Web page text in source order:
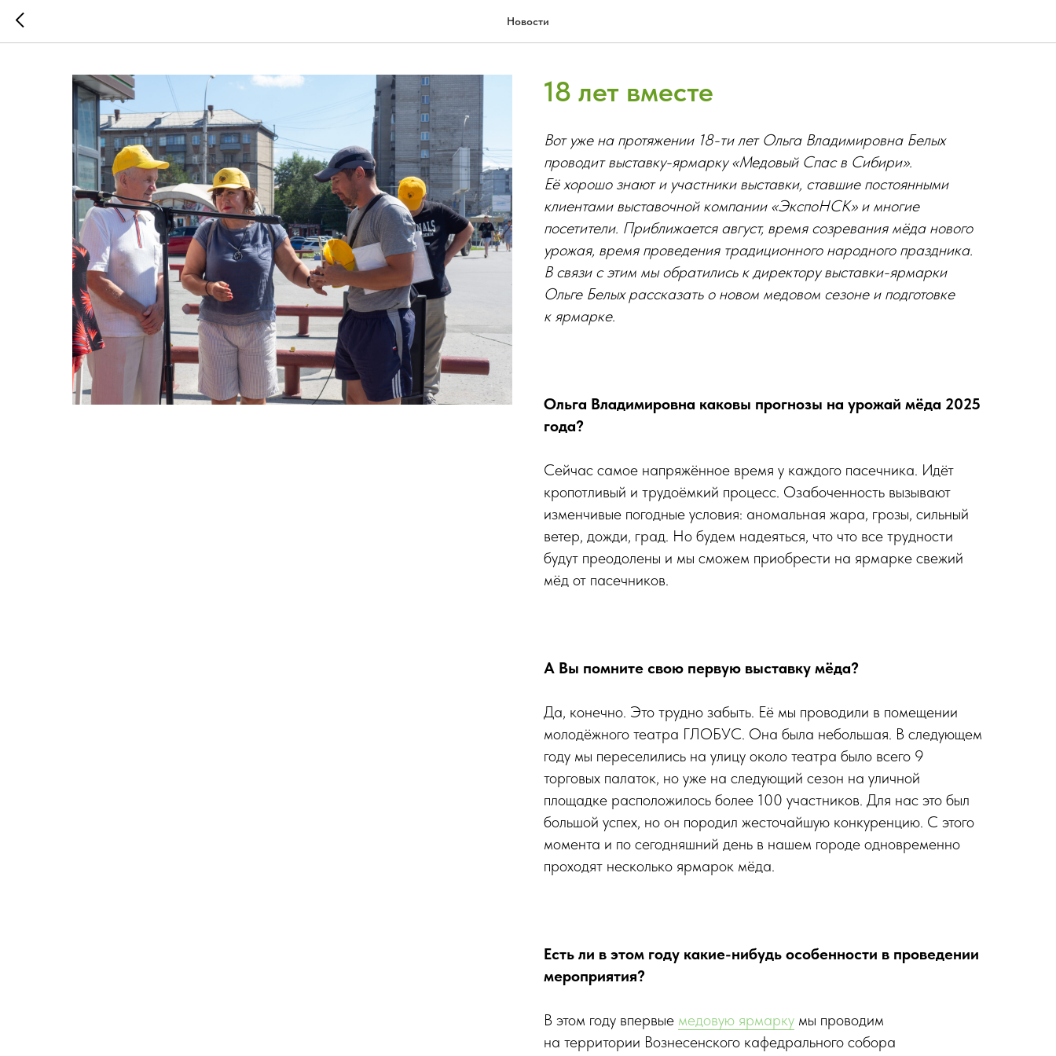
Новости
18 лет вместе
Вот уже на протяжении 18-ти лет Ольга Владимировна Белых
проводит выставку-ярмарку «Медовый Спас в Сибири».
Её хорошо знают и участники выставки, ставшие постоянными
клиентами выставочной компании «ЭкспоНСК» и многие
посетители. Приближается август, время созревания мёда нового
урожая, время проведения традиционного народного праздника.
В связи с этим мы обратились к директору выставки-ярмарки
Ольге Белых рассказать о новом медовом сезоне и подготовке
к ярмарке.
Ольга Владимировна каковы прогнозы на урожай мёда 2025
года?
Сейчас самое напряжённое время у каждого пасечника. Идёт
кропотливый и трудоёмкий процесс. Озабоченность вызывают
изменчивые погодные условия: аномальная жара, грозы, сильный
ветер, дожди, град. Но будем надеяться, что что все трудности
будут преодолены и мы сможем приобрести на ярмарке свежий
мёд от пасечников.
А Вы помните свою первую выставку мёда?
Да, конечно. Это трудно забыть. Её мы проводили в помещении
молодёжного театра ГЛОБУС. Она была небольшая. В следующем
году мы переселились на улицу около театра было всего 9
торговых палаток, но уже на следующий сезон на уличной
площадке расположилось более 100 участников. Для нас это был
большой успех, но он породил жесточайшую конкуренцию. С этого
момента и по сегодняшний день в нашем городе одновременно
проходят несколько ярмарок мёда.
Есть ли в этом году какие-нибудь особенности в проведении
мероприятия?
В этом году впервые медовую ярмарку мы проводим
на территории Вознесенского кафедрального собора